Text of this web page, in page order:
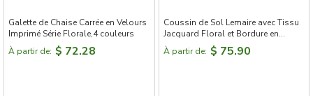
Galette de Chaise Carrée en Velours
Imprimé Série Florale,4 couleurs
À partir de: $ 72.28
Coussin de Sol Lemaire avec Tissu
Jacquard Floral et Bordure en
Peluche,4 couleurs
À partir de: $ 75.90